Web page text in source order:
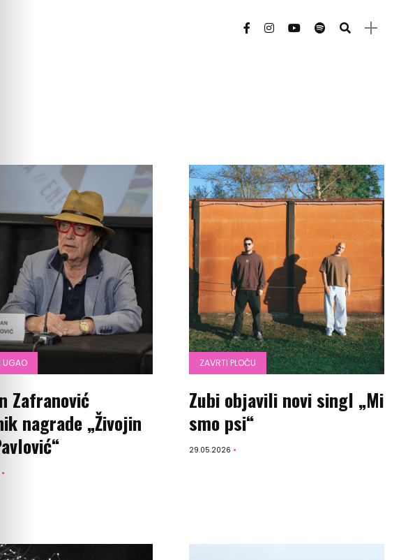
UGAO
Zafranović
nagrade „Živojin
ZAVRTI PLOČU
Zubi objavili novi singl „Mi
smo psi“
29.05.2026